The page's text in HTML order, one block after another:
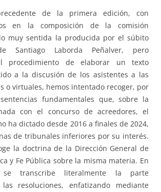
de la primera edición, con
en la composición de la comisión
muy sentida la producida por el súbito
Santiago Laborda Peñalver, pero
procedimiento de elaborar un texto
a la discusión de los asistentes a las
o virtuales, hemos intentado recoger, por
fundamentales que, sobre la
con el concurso de acreedores, el
ha dictado desde 2016 a finales de 2024,
de tribunales inferiores por su interés.
la doctrina de la Dirección General de
y Fe Pública sobre la misma materia. En
se transcribe literalmente la parte
resoluciones, enfatizando mediante